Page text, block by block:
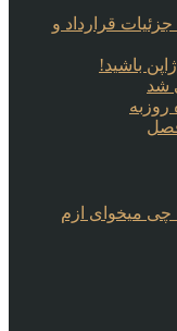
قرارداد و
باشید!
شد
روزبه
چی میخوای ازم